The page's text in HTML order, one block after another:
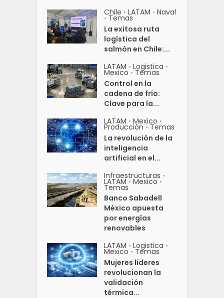
Chile • LATAM • Naval
• Temas
La exitosa ruta
logística del
salmón en Chile:...
LATAM • Logistica •
Mexico • Temas
Control en la
cadena de frío:
Clave para la...
LATAM • Mexico •
Producción • Temas
La revolución de la
inteligencia
artificial en el...
Infraestructuras •
LATAM • Mexico •
Temas
Banco Sabadell
México apuesta
por energías
renovables
LATAM • Logistica •
Mexico • Temas
Mujeres líderes
revolucionan la
validación
térmica...